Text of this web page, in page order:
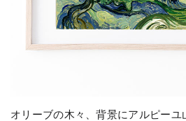
オリーブの木々、背景にアルピー